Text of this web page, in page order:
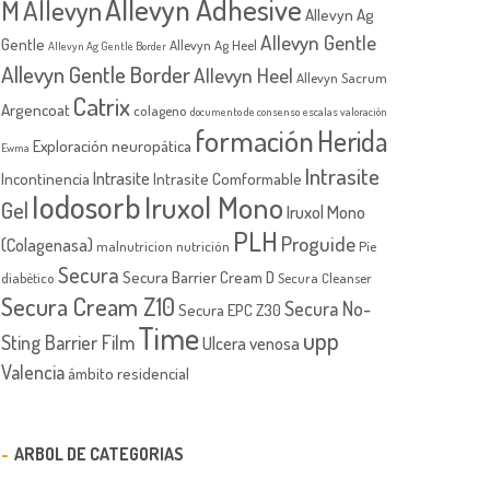
MAllevynAllevyn Adhesive Allevyn Ag
Gentle Allevyn Ag Gentle Border Allevyn Ag Heel Allevyn Gentle
Allevyn Gentle BorderAllevyn Heel Allevyn Sacrum
Argencoat Catrix colageno documento de consenso escalas valoración
Ewma Exploración neuropática formaciónHerida
Incontinencia Intrasite Intrasite Comformable Intrasite
Gel IodosorbIruxol MonoIruxol Mono
(Colagenasa) malnutricion nutrición PLH Proguide Píe
diabético Secura Secura Barrier Cream D Secura Cleanser
Secura Cream Z10 Secura EPC Z30 Secura No-
Sting Barrier FilmTimeUlcera venosa upp
Valenciaámbito residencial
ARBOL DE CATEGORIAS